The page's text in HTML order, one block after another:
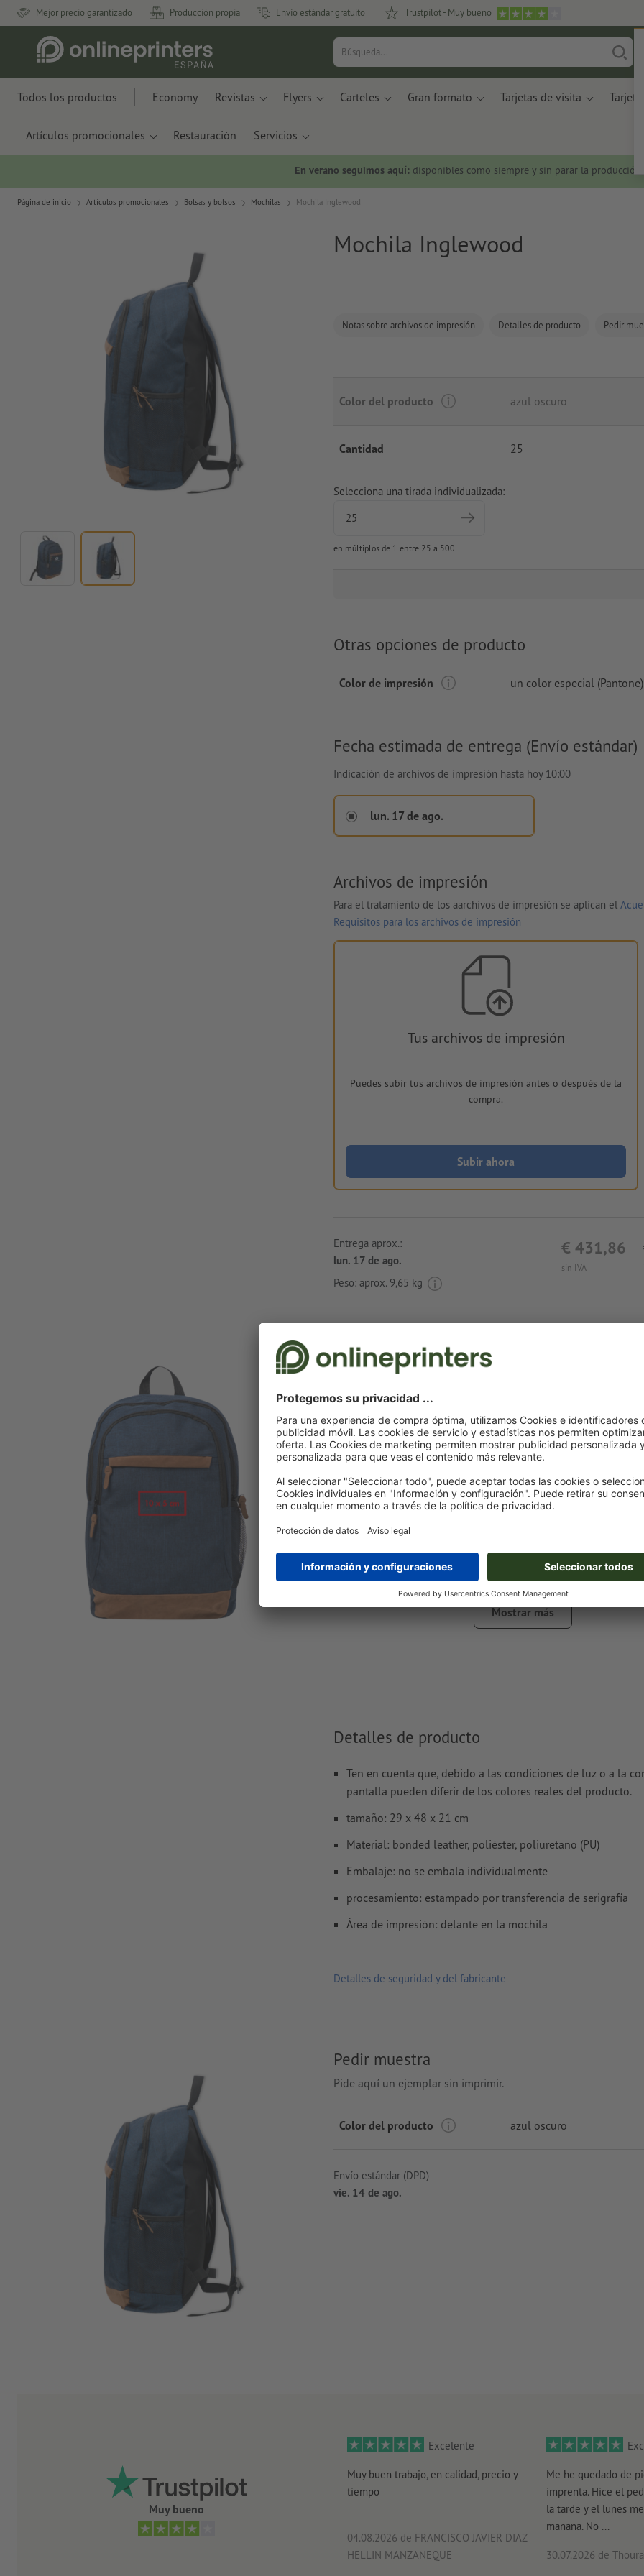
Mejor precio garantizado Producción propia Envío estándar gratuito Trustpilot - Muy bueno
Todos los productos Economy Revistas Flyers Carteles Gran formato Tarjetas de visita Tarjetas
Artículos promocionales Restauración Servicios
En verano seguimos aquí: disponibles como siempre y sin parar la producción.
Página de inicio Artículos promocionales Bolsas y bolsos Mochilas Mochila Inglewood
Mochila Inglewood
Notas sobre archivos de impresión Detalles de producto Pedir
Color del producto azul oscuro
Cantidad 25
Selecciona una tirada individualizada:
en múltiplos de 1 entre 25 a 500
Otras opciones de producto
Color de impresión un color especial (Pantone)
Fecha estimada de entrega (Envío estándar)
Indicación de archivos de impresión hasta hoy 10:00
lun. 17 de ago.
Archivos de impresión
Para el tratamiento de los aarchivos de impresión se aplican el
Requisitos para los archivos de impresión
Tus archivos de impresión
Puedes subir tus archivos de impresión antes o después de la
compra.
Subir ahora
sin IVA
€ 431,86
Entrega aprox.:
lun. 17 de ago.
Peso: aprox. 9,65 kg
Notas sobre archivos de impresión Mochila
Formato de datos
Es posible escoger uno o doscolores especialespara el
Denomina los campos de color con el correspondiente
del espacio de color Pantone FORMULA GUIDE Solid
«Pantone 286 C»).
No son posibles los colores metálicos ni neón.
Son posibles los colores de impresión oro (Pantone 871
(Pantone 877 C). Para ello, denomina el color sólido
datos de impresión como «gold» (oro) o «silver» (plata)
imprimir con color blanco, el material de soporte
El archivo PDF listo para imprimir solo puede contener
Mostrar más
Detalles de producto
Ten en cuenta que, debido a las condiciones de luz o a la
pantalla pueden diferir de los colores reales del producto.
tamaño: 29 x 48 x 21 cm
Material: bonded leather, poliéster, poliuretano (PU)
Embalaje: no se embala individualmente
procesamiento: estampado por transferencia de serigrafía
Área de impresión: delante en la mochila
Detalles de seguridad y del fabricante
Pedir muestra
Pide aquí un ejemplar sin imprimir.
Color del producto azul oscuro
Envío estándar (DPD)
vie. 14 de ago.
Muy bueno
Excelente
Muy buen trabajo, en calidad, precio y
tiempo
04.08.2026 de FRANCISCO JAVIER DIAZ
HELLIN MANZANEQUE
Me he quedado de
imprenta. Hice el
la tarde y el lunes
manana. No ...
30.07.2026 de